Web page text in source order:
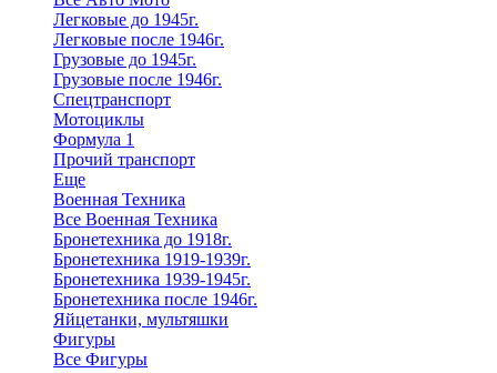
Легковые до 1945г.
Легковые после 1946г.
Грузовые до 1945г.
Грузовые после 1946г.
Спецтранспорт
Мотоциклы
Формула 1
Прочий транспорт
Еще
Военная Техника
Все Военная Техника
Бронетехника до 1918г.
Бронетехника 1919-1939г.
Бронетехника 1939-1945г.
Бронетехника после 1946г.
Яйцетанки, мультяшки
Фигуры
Все Фигуры